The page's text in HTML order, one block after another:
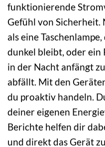
funktionierende
Gefühl von
als eine
dunkel bleibt, oder ein
in der Nacht anfängt
abfällt. Mit den
du proaktiv handeln.
deiner eigenen
Berichte helfen dir
und direkt das Gerät